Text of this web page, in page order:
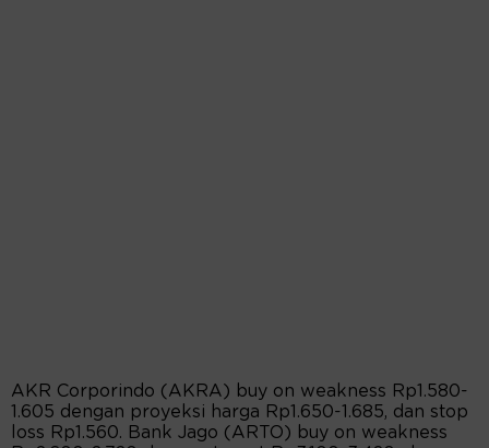
AKR Corporindo (AKRA) buy on weakness Rp1.580-
1.605 dengan proyeksi harga Rp1.650-1.685, dan stop
loss Rp1.560. Bank Jago (ARTO) buy on weakness